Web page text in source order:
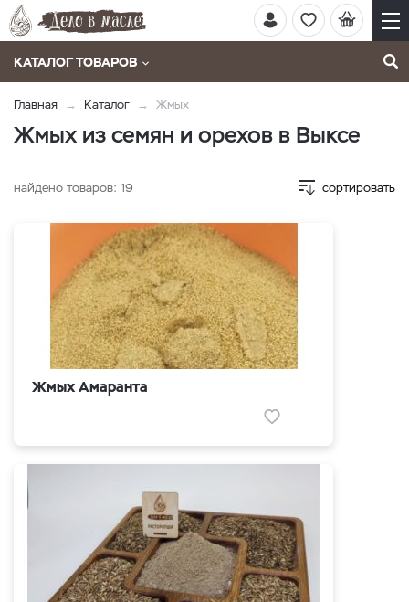
КАТАЛОГ ТОВАРОВ
Главная Каталог Жмых
Жмых из семян и орехов в Выксе
найдено товаров: 19 сортировать
Жмых Амаранта